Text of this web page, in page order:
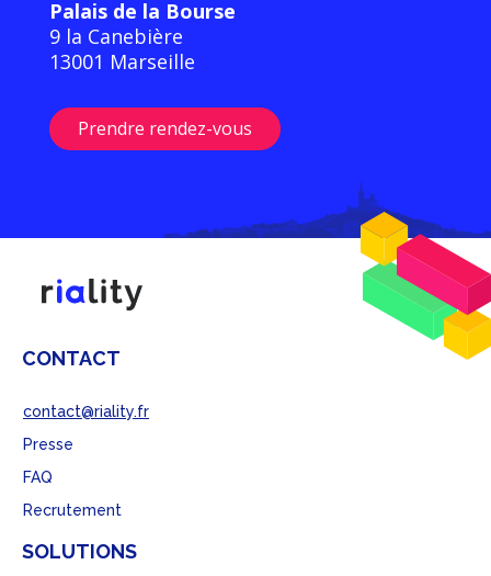
Palais de la Bourse
9 la Canebière
13001 Marseille
Prendre rendez-vous
CONTACT
contact@riality.fr
Presse
FAQ
Recrutement
SOLUTIONS